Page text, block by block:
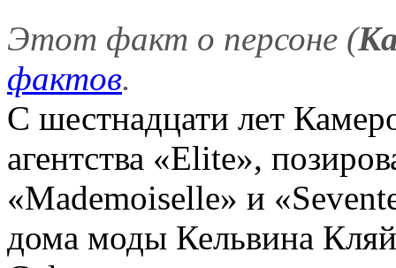
Этот факт о персоне (
фактов.
С шестнадцати лет
агентства «Elite»,
«Mademoiselle» и
дома моды Кельвина